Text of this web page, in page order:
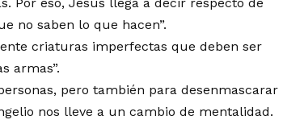
no saben lo que hacen”.
criaturas imperfectas que deben ser
armas”.
pero también para desenmascarar
nos lleve a un cambio de mentalidad.